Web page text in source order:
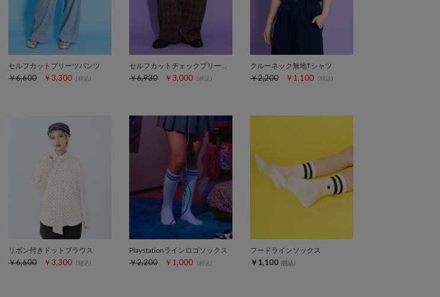
セルフカットプリーツパンツ
￥6,600 ￥3,300 (税込)
セルフカットチェックプリーツパンツ
￥6,930 ￥3,000 (税込)
クルーネック無地Tシャツ
￥2,200 ￥1,100 (税込)
リボン付きドットブラウス
￥6,600 ￥3,300 (税込)
Playstationラインロゴソックス
￥2,200 ￥1,000 (税込)
フードラインソックス
￥1,100 (税込)